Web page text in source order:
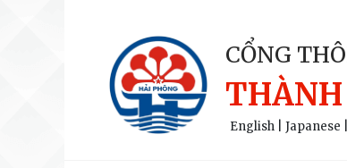
CỔNG
THÀNH
English Japanese